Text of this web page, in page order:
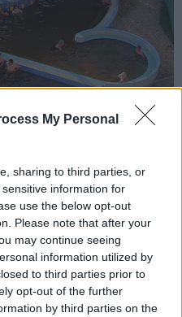
My Personal
sharing to third parties, or
information for
use the below opt-out
Please note that after your
may continue seeing
information utilized by
to third parties prior to
opt-out of the further
by third parties on the
indulhat a
kap Pécs egyik